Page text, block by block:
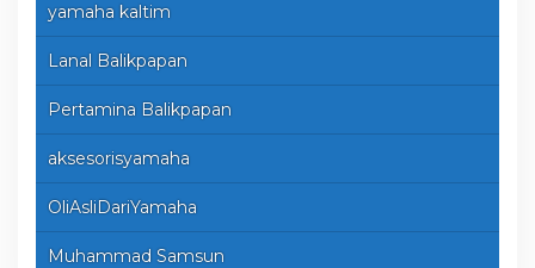
yamaha kaltim
Lanal Balikpapan
Pertamina Balikpapan
aksesorisyamaha
OliAsliDariYamaha
Muhammad Samsun